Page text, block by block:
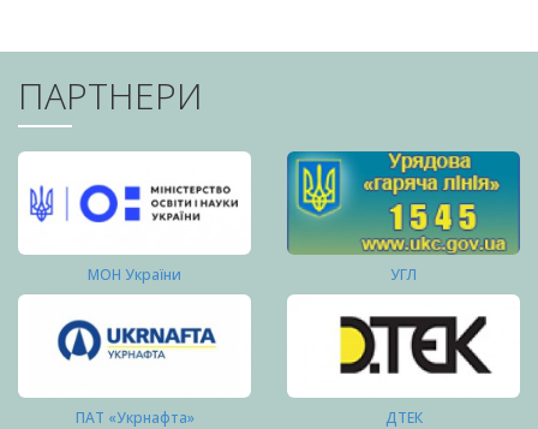
ПАРТНЕРИ
МОН України УГЛ
ПАТ «Укрнафта» ДТЕК